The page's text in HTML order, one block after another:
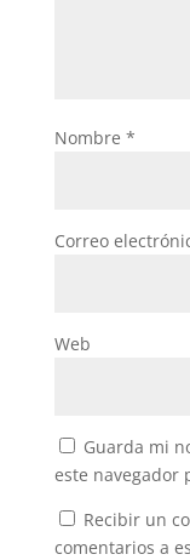
Nombre *
Correo
Web
Guarda mi
este navegador
Recibir un
comentarios a